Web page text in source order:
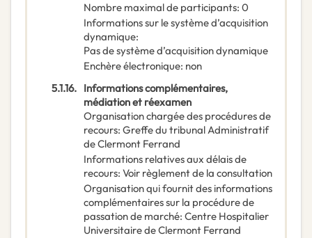
Nombre maximal de participants: 0
Informations sur le système d’acquisition
dynamique:
Pas de système d’acquisition dynamique
Enchère électronique: non
5.1.16. Informations complémentaires,
médiation et réexamen
Organisation chargée des procédures de
recours: Greffe du tribunal Administratif
de Clermont Ferrand
Informations relatives aux délais de
recours: Voir règlement de la consultation
Organisation qui fournit des informations
complémentaires sur la procédure de
passation de marché: Centre Hospitalier
Universitaire de Clermont Ferrand